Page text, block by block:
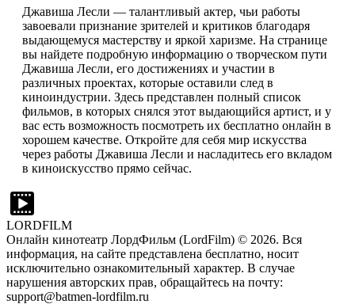
Джавиша Лесли — талантливый актер, чьи работы
завоевали признание зрителей и критиков благодаря
выдающемуся мастерству и яркой харизме. На странице
вы найдете подробную информацию о творческом пути
Джавиша Лесли, его достижениях и участии в
различных проектах, которые оставили след в
киноиндустрии. Здесь представлен полный список
фильмов, в которых снялся этот выдающийся артист, и у
вас есть возможность посмотреть их бесплатно онлайн в
хорошем качестве. Откройте для себя мир искусства
через работы Джавиша Лесли и насладитесь его вкладом
в киноискусство прямо сейчас.
LORDFILM
Онлайн кинотеатр ЛордФильм (LordFilm) © 2026. Вся
информация, на сайте представлена бесплатно, носит
исключительно ознакомительный характер. В случае
нарушения авторских прав, обращайтесь на почту:
support@batmen-lordfilm.ru